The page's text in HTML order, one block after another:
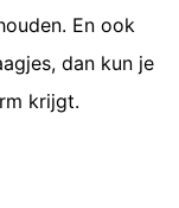
En ook
dan kun je
krijgt.